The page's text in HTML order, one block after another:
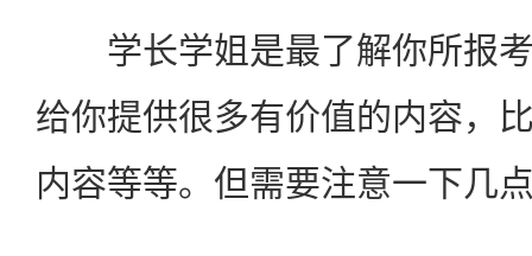
学长学姐是最了解你所报考
给你提供很多有价值的内容，
内容等等。但需要注意一下几